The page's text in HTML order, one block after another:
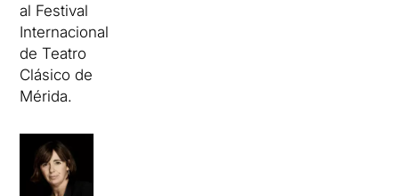
al Festival
Internacional
de Teatro
Clásico de
Mérida.